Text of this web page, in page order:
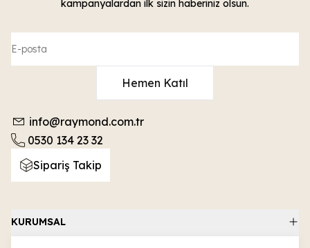
kampanyalardan ilk sizin haberiniz olsun.
Hemen Katıl
info@raymond.com.tr
0530 134 23 32
Sipariş Takip
KURUMSAL